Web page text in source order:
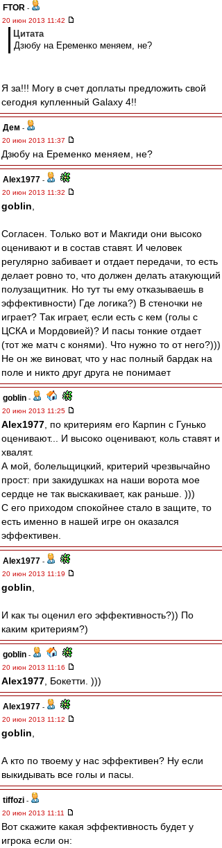
FTOR -
20 июн 2013 11:42
Цитата
Дзюбу на Еременко меняем, не?
Я за!!! Могу в счет доплаты предложить свой
сегодня купленный Galaxy 4!!
Дем -
20 июн 2013 11:37
Дзюбу на Еременко меняем, не?
Alex1977 -
20 июн 2013 11:32
goblin
Согласен. Только вот и Макгиди они высоко
оценивают и в состав ставят. И человек
регулярно забивает и отдает передачи, то есть
делает ровно то, что должен делать атакующий
полузащитник. Но тут ты ему отказываешь в
эффективности) Где логика?) В стеночки не
играет? Так играет, если есть с кем (голы с
ЦСКА и Мордовией)? И пасы тонкие отдает
(тот же матч с конями). Что нужно то от него?)))
Не он же виноват, что у нас полный бардак на
поле и никто друг друга не понимает
goblin -
20 июн 2013 11:25
Alex1977 , по критериям его Карпин с Гунько
оценивают... И высоко оценивают, коль ставят и
хвалят.
А мой, болельщицкий, критерий чрезвычайно
прост: при закидушках на наши ворота мое
сердце не так выскакивает, как раньше. )))
С его приходом спокойнее стало в защите, то
есть именно в нашей игре он оказался
эффективен.
Alex1977 -
20 июн 2013 11:19
goblin
И как ты оценил его эффективность?)) По
каким критериям?)
goblin -
20 июн 2013 11:16
Alex1977 , Бокетти. )))
Alex1977 -
20 июн 2013 11:12
goblin
А кто по твоему у нас эффективен? Ну если
выкидывать все голы и пасы.
tiffozi -
20 июн 2013 11:11
Вот скажите какая эффективность будет у
игрока если он: